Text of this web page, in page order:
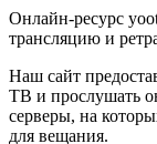
Онлайн-ресурс
трансляцию и
Наш сайт
ТВ и прослушать
серверы, на
для вещания.